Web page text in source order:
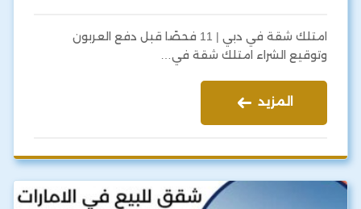
امتلك شقة في دبي | 11 فحصًا قبل دفع العربون
وتوقيع الشراء امتلك شقة في…
المزيد